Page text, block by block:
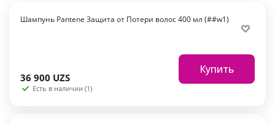
Шампунь Pantene Защита от Потери волос 400 мл (##w1)
36 900 UZS
Есть в наличии (1)
Купить